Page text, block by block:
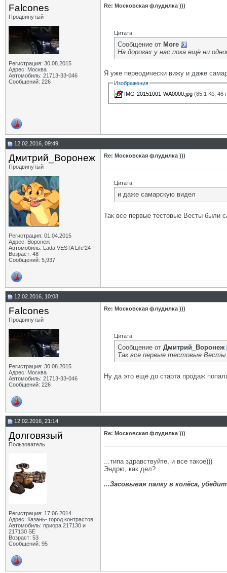
Falcones
Продвинутый
Регистрация: 30.08.2015
Адрес: Москва
Автомобиль: 21713-33-046
Сообщений: 226
Re: Московская флудилка )))
Цитата:
Сообщение от More
На дорогах у нас пока ещё ни
Я уже переодически вижу и даже
Изображения
IMG-20151001-WA0000.jpg (85.1 Кб, 46
12.02.2016, 09:49
Дмитрий_Воронеж
Продвинутый
Регистрация: 01.04.2015
Адрес: Воронеж
Автомобиль: Lada VESTA Life'24
Возраст: 48
Сообщений: 5,937
Re: Московская флудилка )))
Цитата:
и даже самарскую видел
Так все первые тестовые Весты были
12.02.2016, 10:08
Falcones
Продвинутый
Регистрация: 30.08.2015
Адрес: Москва
Автомобиль: 21713-33-046
Сообщений: 226
Re: Московская флудилка )))
Цитата:
Сообщение от Дмитрий_Воронеж
Так все первые тестовые Весты
Ну да это ещё до старта продаж
12.02.2016, 21:14
Долговязый
Пользователь
Регистрация: 17.06.2014
Адрес: Казань- город контрастов
Автомобиль: приора 217130 и
217130 SE
Возраст: 53
Сообщений: 95
Re: Московская флудилка )))
...типа здравствуйте, и все такое)))
Эндрю, как дел?
...Засовывая палку в колёса,